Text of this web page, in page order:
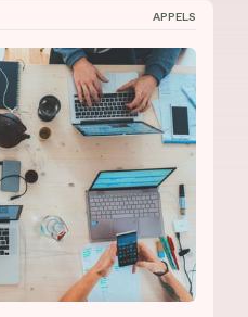
au doctorat à l’UdeM et à
APPELS